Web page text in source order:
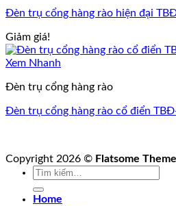
Đèn trụ cổng hàng rào hiện đại
Giảm giá!
Xem Nhanh
Đèn trụ cổng hàng rào
Đèn trụ cổng hàng rào cổ điển
Copyright 2026 © Flatsome Theme
Tìm
Home